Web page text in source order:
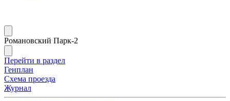
Романовский Парк-2
Перейти в раздел
Генплан
Схема проезда
Журнал